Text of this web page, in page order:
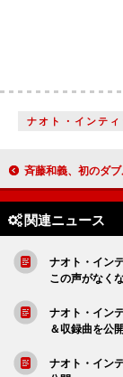
ナオト・インティ
斉藤和義、初のダブルセットリストツアー映像・音
関連ニュース
ナオト・イン
この声がなく
ナオト・イン
＆収録曲を公開
ナオト・イン